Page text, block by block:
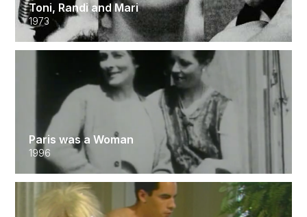
Toni, Randi and Mari
1973
Paris was a Woman
1996